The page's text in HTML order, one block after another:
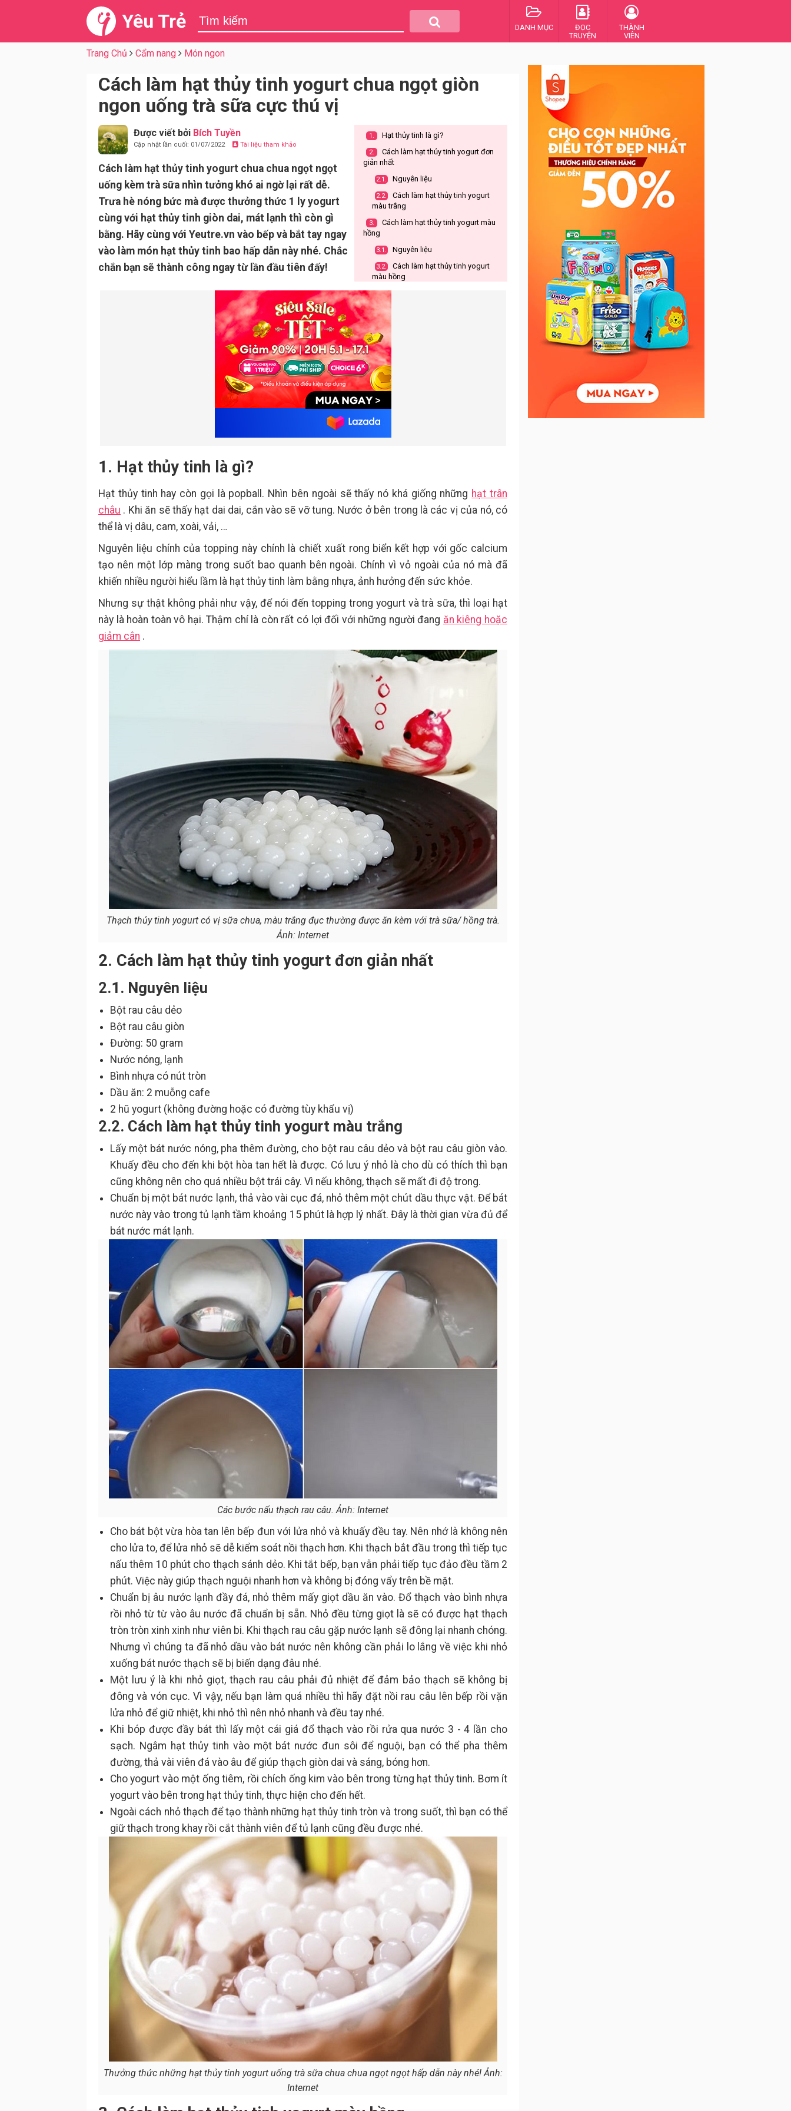
Yêu Trẻ DANH MỤC
ĐỌC
TRUYỆN
THÀNH
VIÊN
Trang Chủ Cẩm nang Món ngon
Cách làm hạt thủy tinh yogurt chua ngọt giòn
ngon uống trà sữa cực thú vị
Được viết bởi Bích Tuyền
Cập nhật lần cuối: 01/07/2022 Tài liệu tham khảo
Cách làm hạt thủy tinh yogurt chua chua ngọt ngọt
uống kèm trà sữa nhìn tưởng khó ai ngờ lại rất dễ.
Trưa hè nóng bức mà được thưởng thức 1 ly yogurt
cùng với hạt thủy tinh giòn dai, mát lạnh thì còn gì
bằng. Hãy cùng với Yeutre.vn vào bếp và bắt tay ngay
vào làm món hạt thủy tinh bao hấp dẫn này nhé. Chắc
chắn bạn sẽ thành công ngay từ lần đầu tiên đấy!
1. Hạt thủy tinh là gì?
2.
Cách làm hạt thủy tinh yogurt đơn
giản nhất
2.1. Nguyên liệu
2.2.
Cách làm hạt thủy tinh yogurt
màu trắng
3.
Cách làm hạt thủy tinh yogurt màu
hồng
3.1. Nguyên liệu
3.2.
Cách làm hạt thủy tinh yogurt
màu hồng
4.
Các lưu ý khi làm hạt thủy tinh
yogurt tại nhà
1. Hạt thủy tinh là gì?
Hạt thủy tinh hay còn gọi là popball. Nhìn bên ngoài sẽ thấy nó khá giống những hạt trân
châu . Khi ăn sẽ thấy hạt dai dai, cắn vào sẽ vỡ tung. Nước ở bên trong là các vị của nó, có
thể là vị dâu, cam, xoài, vải, …
Nguyên liệu chính của topping này chính là chiết xuất rong biển kết hợp với gốc calcium
tạo nên một lớp màng trong suốt bao quanh bên ngoài. Chính vì vỏ ngoài của nó mà đã
khiến nhiều người hiểu lầm là hạt thủy tinh làm bằng nhựa, ảnh hưởng đến sức khỏe.
Nhưng sự thật không phải như vậy, để nói đến topping trong yogurt và trà sữa, thì loại hạt
này là hoàn toàn vô hại. Thậm chí là còn rất có lợi đối với những người đang ăn kiêng hoặc
giảm cân .
Thạch thủy tinh yogurt có vị sữa chua, màu trắng đục thường được ăn kèm với trà sữa/ hồng trà.
Ảnh: Internet
2. Cách làm hạt thủy tinh yogurt đơn giản nhất
2.1. Nguyên liệu
Bột rau câu dẻo
Bột rau câu giòn
Đường: 50 gram
Nước nóng, lạnh
Bình nhựa có nút tròn
Dầu ăn: 2 muỗng cafe
2 hũ yogurt (không đường hoặc có đường tùy khẩu vị)
2.2. Cách làm hạt thủy tinh yogurt màu trắng
Lấy một bát nước nóng, pha thêm đường, cho bột rau câu dẻo và bột rau câu giòn vào.
Khuấy đều cho đến khi bột hòa tan hết là được. Có lưu ý nhỏ là cho dù có thích thì bạn
cũng không nên cho quá nhiều bột trái cây. Vì nếu không, thạch sẽ mất đi độ trong.
Chuẩn bị một bát nước lạnh, thả vào vài cục đá, nhỏ thêm một chút dầu thực vật. Để bát
nước này vào trong tủ lạnh tầm khoảng 15 phút là hợp lý nhất. Đây là thời gian vừa đủ để
bát nước mát lạnh.
Các bước nấu thạch rau câu. Ảnh: Internet
Cho bát bột vừa hòa tan lên bếp đun với lửa nhỏ và khuấy đều tay. Nên nhớ là không nên
cho lửa to, để lửa nhỏ sẽ dễ kiểm soát nồi thạch hơn. Khi thạch bắt đầu trong thì tiếp tục
nấu thêm 10 phút cho thạch sánh dẻo. Khi tắt bếp, bạn vẫn phải tiếp tục đảo đều tầm 2
phút. Việc này giúp thạch nguội nhanh hơn và không bị đóng vẩy trên bề mặt.
Chuẩn bị âu nước lạnh đầy đá, nhỏ thêm mấy giọt dầu ăn vào. Đổ thạch vào bình nhựa
rồi nhỏ từ từ vào âu nước đã chuẩn bị sẵn. Nhỏ đều từng giọt là sẽ có được hạt thạch
tròn tròn xinh xinh như viên bi. Khi thạch rau câu gặp nước lạnh sẽ đông lại nhanh chóng.
Nhưng vì chúng ta đã nhỏ dầu vào bát nước nên không cần phải lo lắng về việc khi nhỏ
xuống bát nước thạch sẽ bị biến dạng đâu nhé.
Một lưu ý là khi nhỏ giọt, thạch rau câu phải đủ nhiệt để đảm bảo thạch sẽ không bị
đông và vón cục. Vì vậy, nếu bạn làm quá nhiều thì hãy đặt nồi rau câu lên bếp rồi vặn
lửa nhỏ để giữ nhiệt, khi nhỏ thì nên nhỏ nhanh và đều tay nhé.
Khi bóp được đầy bát thì lấy một cái giá đổ thạch vào rồi rửa qua nước 3 - 4 lần cho
sạch. Ngâm hạt thủy tinh vào một bát nước đun sôi để nguội, bạn có thể pha thêm
đường, thả vài viên đá vào âu để giúp thạch giòn dai và sáng, bóng hơn.
Cho yogurt vào một ống tiêm, rồi chích ống kim vào bên trong từng hạt thủy tinh. Bơm ít
yogurt vào bên trong hạt thủy tinh, thực hiện cho đến hết.
Ngoài cách nhỏ thạch để tạo thành những hạt thủy tinh tròn và trong suốt, thì bạn có thể
giữ thạch trong khay rồi cắt thành viên để tủ lạnh cũng đều được nhé.
Thưởng thức những hạt thủy tinh yogurt uống trà sữa chua chua ngọt ngọt hấp dẫn này nhé! Ảnh:
Internet